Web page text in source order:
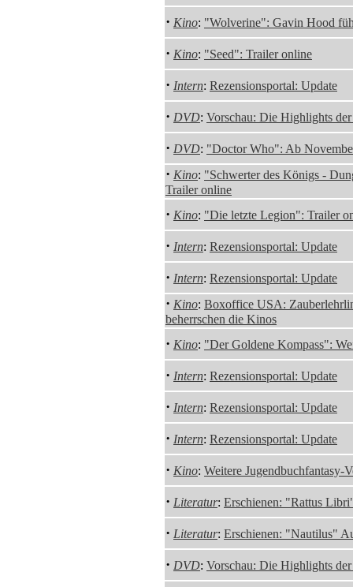
· Kino: "Wolverine": Gavin Hood
· Kino: "Seed": Trailer online
· Intern: Rezensionsportal: Update
· DVD: Vorschau: Die Highlights
· DVD: "Doctor Who": Ab
· Kino: "Schwerter des Königs -
Trailer online
· Kino: "Die letzte Legion": Trailer
· Intern: Rezensionsportal: Update
· Intern: Rezensionsportal: Update
· Kino: Boxoffice USA:
beherrschen die Kinos
· Kino: "Der Goldene Kompass":
· Intern: Rezensionsportal: Update
· Intern: Rezensionsportal: Update
· Intern: Rezensionsportal: Update
· Kino: Weitere Jugendbuchfantasy-
· Literatur: Erschienen: "Rattus
· Literatur: Erschienen: "Nautilus"
· DVD: Vorschau: Die Highlights